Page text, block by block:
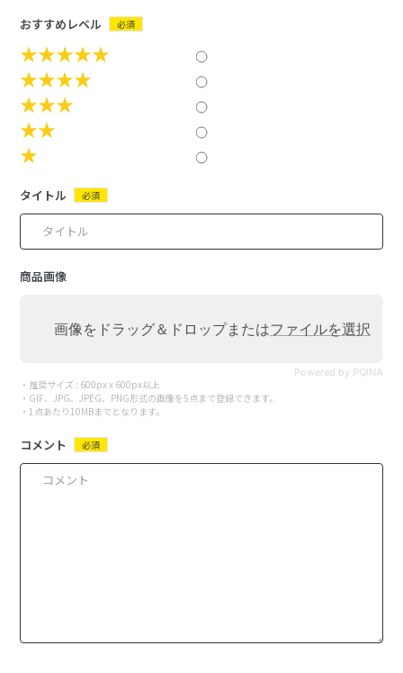
おすすめレベル 必須
★★★★★
★★★★
★★★
★★
★
タイトル 必須
商品画像
Powered by PQINA
画像をドラッグ＆ドロップまたはファイルを選択
・推奨サイズ : 600px x 600px以上
・GIF、JPG、JPEG、PNG形式の画像を5点まで登録できます。
・1点あたり10MBまでとなります。
コメント 必須